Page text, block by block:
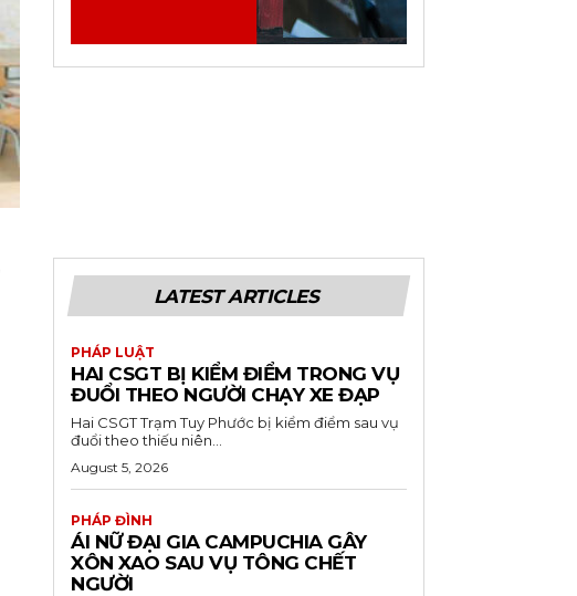
LATEST ARTICLES
PHÁP LUẬT
HAI CSGT BỊ KIỂM ĐIỂM TRONG VỤ
ĐUỔI THEO NGƯỜI CHẠY XE ĐẠP
Hai CSGT Trạm Tuy Phước bị kiểm điểm sau vụ
đuổi theo thiếu niên...
August 5, 2026
PHÁP ĐÌNH
ÁI NỮ ĐẠI GIA CAMPUCHIA GÂY
XÔN XAO SAU VỤ TÔNG CHẾT
NGƯỜI